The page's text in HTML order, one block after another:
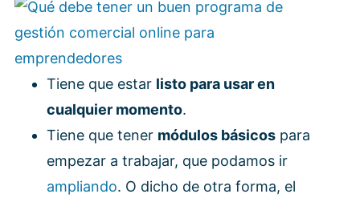
Tiene que estar listo para usar en
cualquier momento.
Tiene que tener módulos básicos para
empezar a trabajar, que podamos ir
ampliando. O dicho de otra forma, el